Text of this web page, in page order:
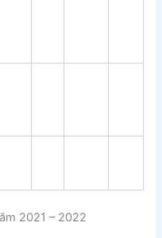
2021 – 2022